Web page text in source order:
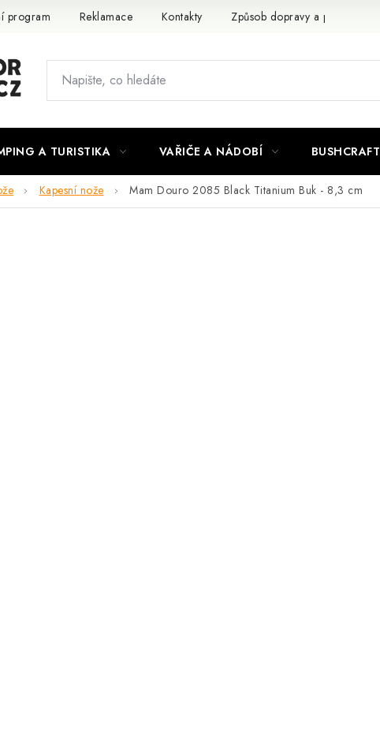
program Reklamace Kontakty Způsob dopravy a platby
A TURISTIKA VAŘIČE A NÁDOBÍ BUSHCRAFT
Kapesní nože Mam Douro 2085 Black Titanium Buk - 8,3 cm